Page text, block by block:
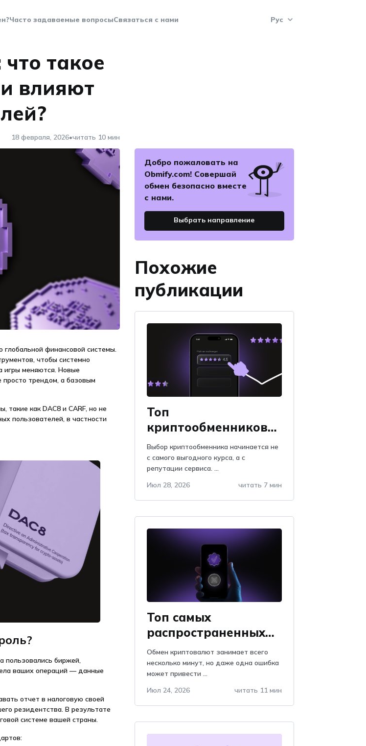
Часто задаваемые вопросыСвязаться с нами Рус
Esp
такое
влияют
18 февраля, 2026•читать 10 мин
глобальной финансовой системы.
чтобы системно
игры меняются. Новые
трендом, а базовым
как DAC8 и CARF, но не
пользователей, в частности
пользовались биржей,
ваших операций — данные
отчет в налоговую своей
резидентства. В результате
системе вашей страны.
Добро пожаловать на
Obmify.com! Совершай
обмен безопасно вместе
с нами.
Выбрать направление
Похожие
публикации
Топ
криптообменников
по отзывам на
Obmify
Выбор криптообменника начинается не
с самого выгодного курса, а с
репутации сервиса. ...
Июл 28, 2026
читать 7 мин
Топ самых
распространенных
проблем при обмене
криптовалют: как их
избежать
Обмен криптовалют занимает всего
несколько минут, но даже одна ошибка
может привести ...
Июл 24, 2026
читать 11 мин